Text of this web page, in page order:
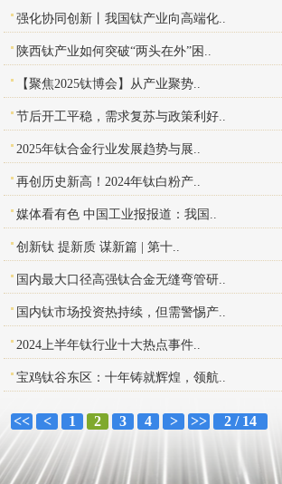
强化协同创新丨我国钛产业向高端化..
陕西钛产业如何突破“两头在外”困..
【聚焦2025钛博会】从产业聚势..
节后开工平稳，需求复苏与政策利好..
2025年钛合金行业发展趋势与展..
再创历史新高！2024年钛白粉产..
媒体看有色 中国工业报报道：我国..
创新钛 提新质 谋新篇 | 第十..
国内最大口径高强钛合金无缝弯管研..
国内钛市场投资热持续，但需警惕产..
2024上半年钛行业十大热点事件..
宝鸡钛谷东区：十年铸就辉煌，领航..
<< < 1 2 3 4 > >> 2 / 14